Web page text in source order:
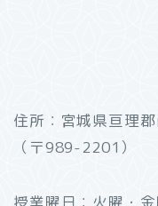
住所：宮城県亘理
（〒989-2201）